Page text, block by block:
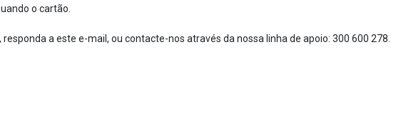
o cartão.
a este e-mail, ou contacte-nos através da nossa linha de apoio: 300 600 278.